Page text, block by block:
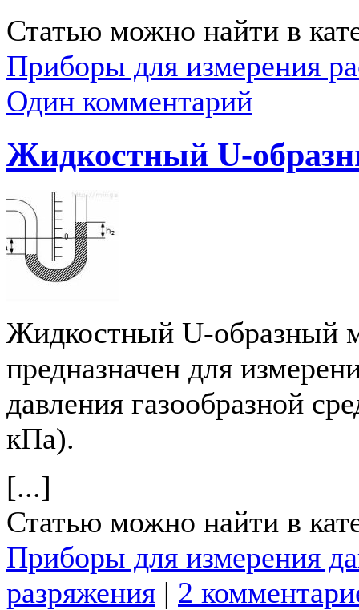
Статью можно найти в
Приборы для измерения
Один комментарий
Жидкостный U-
Жидкостный U-образный
предназначен для
давления газообразной
кПа).
[...]
Статью можно найти в
Приборы для измерения
разряжения | 2